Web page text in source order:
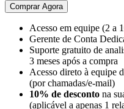
Comprar Agora
Acesso em equipe (2 a
Gerente de Conta
Suporte gratuito de
3 meses após a compra
Acesso direto à equipe
(por chamadas/e-mail)
10% de desconto na
(aplicável a apenas 1